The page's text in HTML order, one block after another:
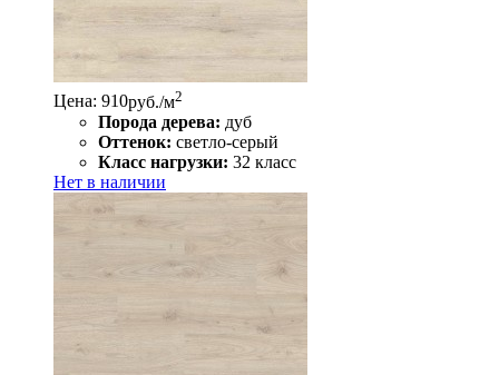
Цена: 910руб./м2
Порода дерева: дуб
Оттенок: светло-серый
Класс нагрузки: 32 класс
Нет в наличии